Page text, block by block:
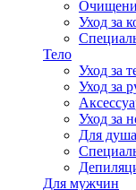
Уход за
Тело
Уход за
Уход за
Уход за
Для душа
Для мужчин